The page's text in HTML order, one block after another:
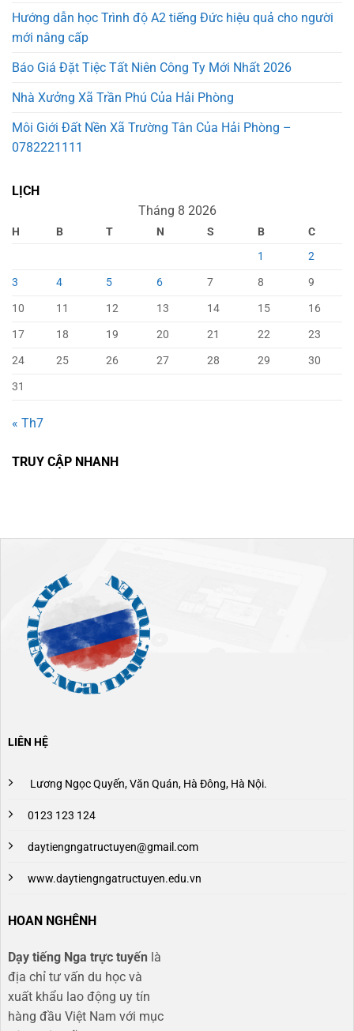
Hướng dẫn học Trình độ A2 tiếng Đức hiệu quả cho người
mới nâng cấp
Báo Giá Đặt Tiệc Tất Niên Công Ty Mới Nhất 2026
Nhà Xưởng Xã Trần Phú Của Hải Phòng
Môi Giới Đất Nền Xã Trường Tân Của Hải Phòng –
0782221111
LỊCH
Tháng 8 2026
H B T N S B
C
1
2
3
4 5 6 7 8
9
10
11 12 13 14 15
16
17
18 19 20 21 22
23
24
25 26 27 28 29
30
31
« Th7
TRUY CẬP NHANH
LIÊN HỆ
Lương Ngọc Quyến, Văn Quán, Hà Đông, Hà Nội.
0123 123 124
daytiengngatructuyen@gmail.com
www.daytiengngatructuyen.edu.vn
HOAN NGHÊNH
Dạy tiếng Nga trực tuyến là
địa chỉ tư vấn du học và
xuất khẩu lao động uy tín
hàng đầu Việt Nam với mục